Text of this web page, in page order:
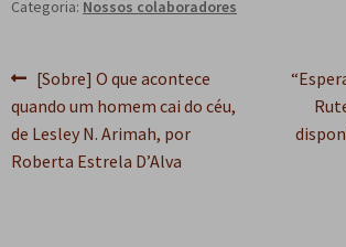
Categoria: Nossos colaboradores
Navegação
de
Post
Post
anterior:
[Sobre] O que acontece
quando um homem cai do céu,
de Lesley N. Arimah, por
Roberta Estrela D’Alva
post: